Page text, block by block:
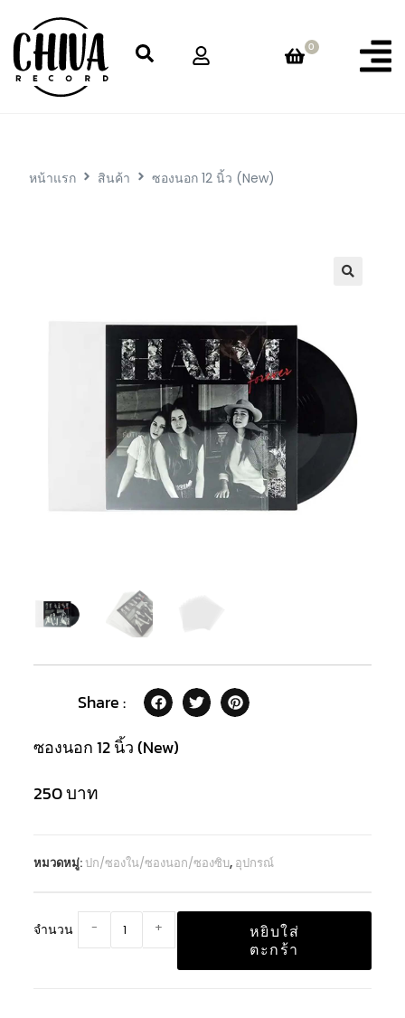
0
หน้าแรก สินค้า ซองนอก 12 นิ้ว (New)
Share :
ซองนอก 12 นิ้ว (New)
250บาท
หมวดหมู่:ปก/ซองใน/ซองนอก/ซองซิบ, อุปกรณ์
จำนวน - +
หยิบใส่
ตะกร้า